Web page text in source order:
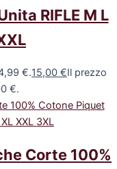
RIFLE M L
€.15,00 €Il prezzo
€.
Corte 100%